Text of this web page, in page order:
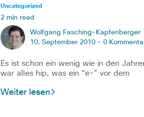
Uncategorized
2 min read
Wolfgang Fasching-Kapfenberger
10. September 2010 - 0
Es ist schon ein wenig wie in den
war alles hip, was ein “e-” vor dem
Weiter lesen